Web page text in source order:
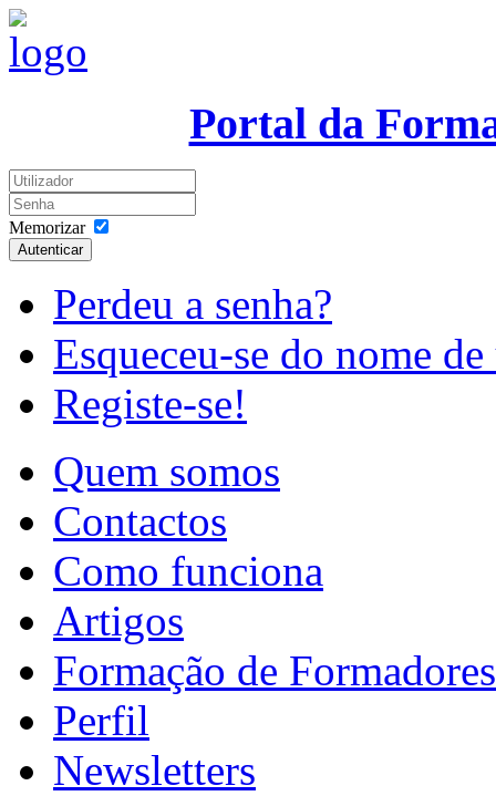
Portal da
Memorizar
Autenticar
Perdeu a senha?
Esqueceu-se do nome
Registe-se!
Quem somos
Contactos
Como funciona
Artigos
Formação de Formadores
Perfil
Newsletters